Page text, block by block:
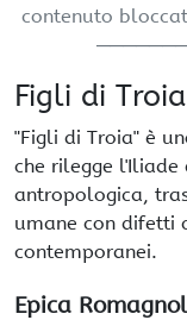
contenuto
Figli di Troia
"Figli di Troia" è
che rilegge l'Iliade
antropologica,
umane con difetti
contemporanei.
Epica